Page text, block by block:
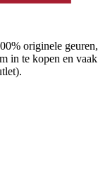
originele geuren,
in te kopen en vaak